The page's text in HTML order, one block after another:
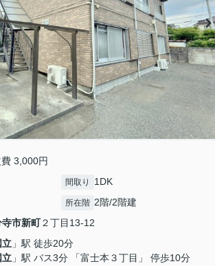
3,000円
間取り 1DK
所在階 2階/2階建
寺市新町２丁目13-12
立 」駅 徒歩20分
立 」駅 バス3分 「富士本３丁目」 停歩10分